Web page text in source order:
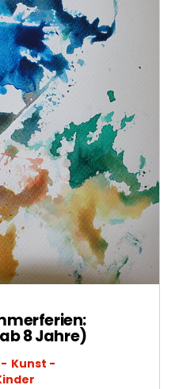
8 Jahre)
Kunst